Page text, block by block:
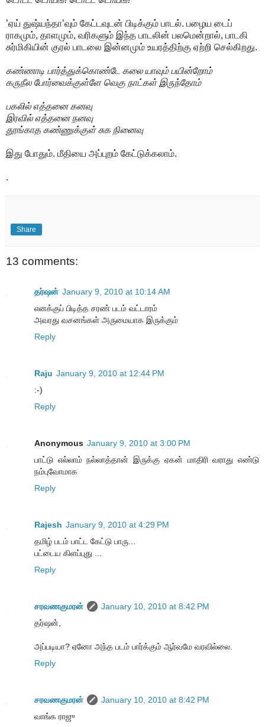
’ஏய் துஷ்யந்தா’வும் கேட்டவுடன் பிடிக்கும் பாடல். பழைய டைப்
ராகமும், தாளமும், வரிகளும் இந்த பாடலின் பலமென்றால், பாடகி
சுர்மிகியின் குரல் பாடலை இன்னமும் உயரத்திற்கு ஏற்றி செல்கிறது.
கண்ணாடி பார்த்துக்கொண்டே கலை யாவும் பயின்றோம்
கருநீல போர்வைக்குள்ளே வெகு நாட்கள் இருந்தோம்
பகலில் எத்தனை கனவு
இரவில் எத்தனை நனவு
தூங்காத கண்ணுக்குள் சுக நினைவு
இது போதும். மீதியை அப்புறம் கேட்டுக்கலாம்.
.
Share
13 comments:
தர்ஷன் January 9, 2010 at 10:14 AM
எனக்குப் பிடித்த சரண் படம் வட்டாரம்
அவரது வசனங்கள் அருமையாக இருக்கும்
Reply
Raju January 9, 2010 at 12:44 PM
:-)
Reply
Anonymous January 9, 2010 at 3:00 PM
பாட்டு எல்லாம் நல்லாத்தான் இருக்கு ஏகன் மாதிரி வராது எண்டு
நம்புவோமாக
Reply
Rajesh January 9, 2010 at 4:29 PM
தமிழ் படம் பாட்ட கேட்டு பாரு...
பட்டைய கிளப்புது ...
Reply
சரவணகுமரன்
January 10, 2010 at 8:42 PM
தர்ஷன்,
அப்படியா? ஏனோ அந்த படம் பார்க்கும் ஆர்வமே வரவில்லை.
Reply
சரவணகுமரன்
January 10, 2010 at 8:42 PM
வாங்க ராஜு